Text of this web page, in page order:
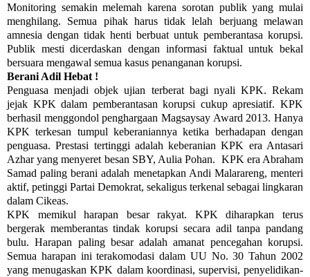
Monitoring semakin melemah karena sorotan publik yang mulai
menghilang. Semua pihak harus tidak lelah berjuang melawan
amnesia dengan tidak henti berbuat untuk pemberantasa korupsi.
Publik mesti dicerdaskan dengan informasi faktual untuk bekal
bersuara mengawal semua kasus penanganan korupsi.
Berani Adil Hebat !
Penguasa menjadi objek ujian terberat bagi nyali KPK. Rekam
jejak KPK dalam pemberantasan korupsi cukup apresiatif. KPK
berhasil menggondol penghargaan Magsaysay Award 2013. Hanya
KPK terkesan tumpul keberaniannya ketika berhadapan dengan
penguasa. Prestasi tertinggi adalah keberanian KPK era Antasari
Azhar yang menyeret besan SBY, Aulia Pohan. KPK era Abraham
Samad paling berani adalah menetapkan Andi Malarareng, menteri
aktif, petinggi Partai Demokrat, sekaligus terkenal sebagai lingkaran
dalam Cikeas.
KPK memikul harapan besar rakyat. KPK diharapkan terus
bergerak memberantas tindak korupsi secara adil tanpa pandang
bulu. Harapan paling besar adalah amanat pencegahan korupsi.
Semua harapan ini terakomodasi dalam UU No. 30 Tahun 2002
yang menugaskan KPK dalam koordinasi, supervisi, penyelidikan-